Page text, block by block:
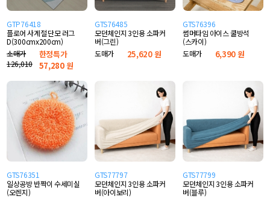
GTP76418
플로어 사계절 단모 러그
D(300cmx200cm)
소매가
126,010
한정특가
57,280원
GTS76485
모던체인지 3인용 소파커
버(그린)
도매가
25,620 원
GTS76396
썸머타임 아이스 쿨방석
(스카이)
도매가
6,390 원
GTS76351
일상공방 반짝이 수세미실
(오렌지)
GTS77797
모던체인지 3인용 소파커
버(아이보리)
GTS77799
모던체인지 3인용 소파커
버(블루)